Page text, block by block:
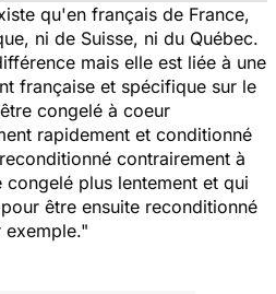
qu'en français de France,
ni de Suisse, ni du Québec.
mais elle est liée à une
française et spécifique sur le
congelé à coeur
rapidement et conditionné
contrairement à
congelé plus lentement et qui
être ensuite reconditionné